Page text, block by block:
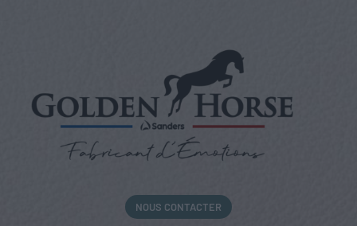
NOUS CONTACTER